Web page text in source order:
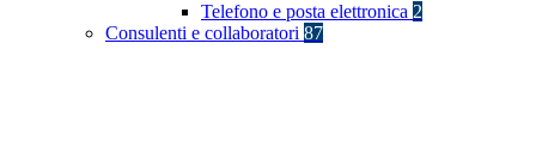
Telefono e posta elettronica 2
Consulenti e collaboratori 87